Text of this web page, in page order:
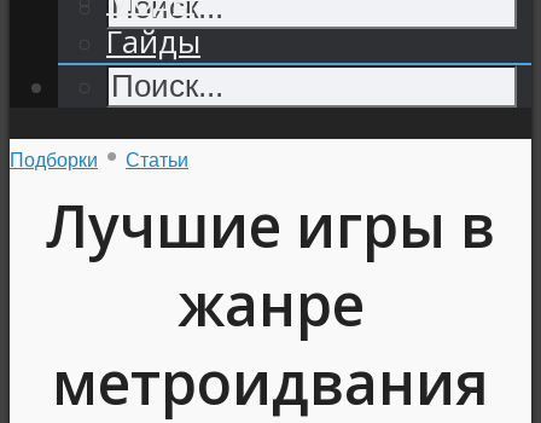
Гайды
Подборки • Статьи
Лучшие игры в
жанре
метроидвания